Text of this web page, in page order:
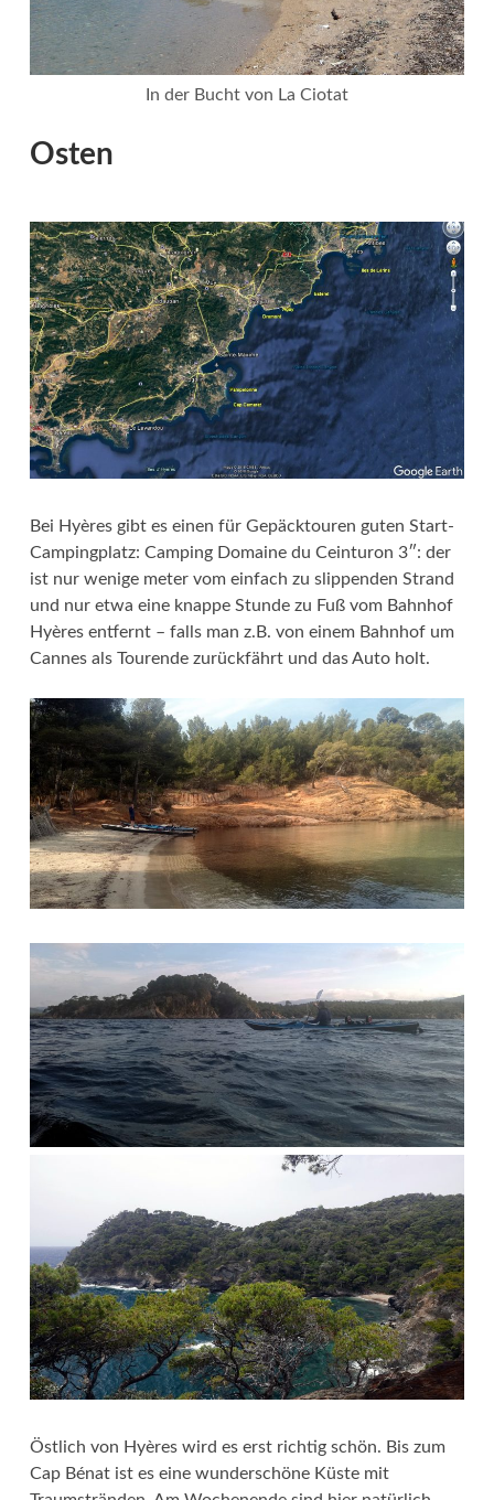
In der Bucht von La Ciotat
Osten
Bei Hyères gibt es einen für Gepäcktouren guten Start-
Campingplatz: Camping Domaine du Ceinturon 3″: der
ist nur wenige meter vom einfach zu slippenden Strand
und nur etwa eine knappe Stunde zu Fuß vom Bahnhof
Hyères entfernt – falls man z.B. von einem Bahnhof um
Cannes als Tourende zurückfährt und das Auto holt.
Östlich von Hyères wird es erst richtig schön. Bis zum
Cap Bénat ist es eine wunderschöne Küste mit